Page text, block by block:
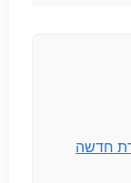
חדשה